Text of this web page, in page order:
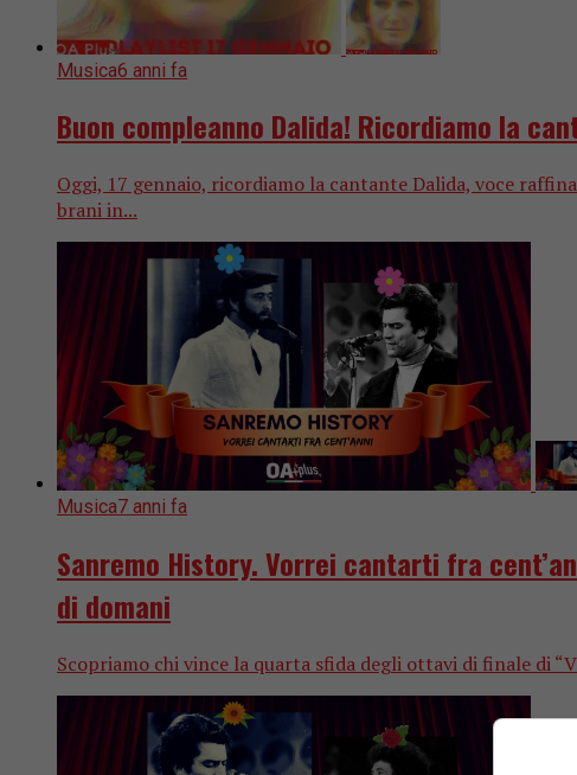
Musica6 anni fa
Buon compleanno Dalida! Ricordiamo la
Oggi, 17 gennaio, ricordiamo la cantante Dalida, voce
brani in...
Musica7 anni fa
Sanremo History. Vorrei cantarti fra
di domani
Scopriamo chi vince la quarta sfida degli ottavi di finale di